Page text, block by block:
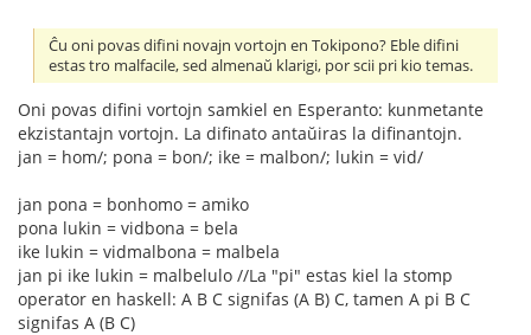
Ĉu oni povas difini novajn vortojn en Tokipono? Eble difini
estas tro malfacile, sed almenaŭ klarigi, por scii pri kio temas.
Oni povas difini vortojn samkiel en Esperanto: kunmetante
ekzistantajn vortojn. La difinato antaŭiras la difinantojn.
jan = hom/; pona = bon/; ike = malbon/; lukin = vid/
jan pona = bonhomo = amiko
pona lukin = vidbona = bela
ike lukin = vidmalbona = malbela
jan pi ike lukin = malbelulo //La "pi" estas kiel la stomp
operator en haskell: A B C signifas (A B) C, tamen A pi B C
signifas A (B C)